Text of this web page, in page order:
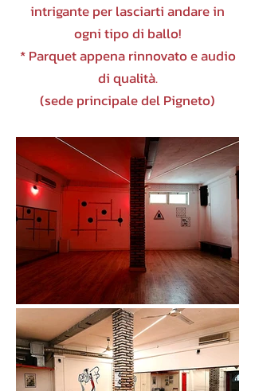
intrigante per lasciarti andare in
ogni tipo di ballo!
* Parquet appena rinnovato e audio
di qualità.
(sede principale del Pigneto)